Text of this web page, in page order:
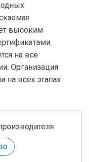
высоким
на все
Организация
на всех этапах